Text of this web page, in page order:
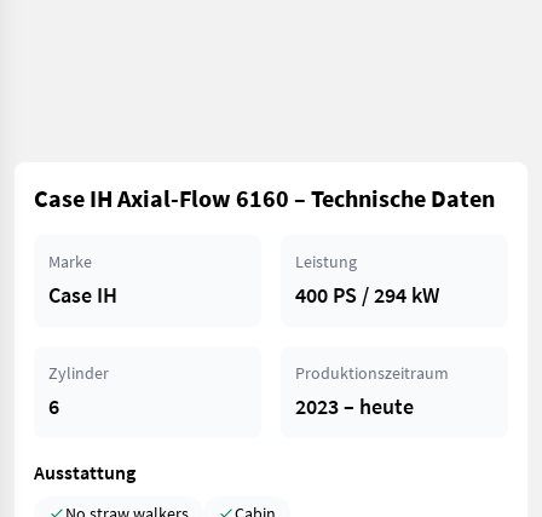
Case IH Axial-Flow 6160 – Technische Daten
Marke
Case IH
Leistung
400 PS / 294 kW
Zylinder
6
Produktionszeitraum
2023 – heute
Ausstattung